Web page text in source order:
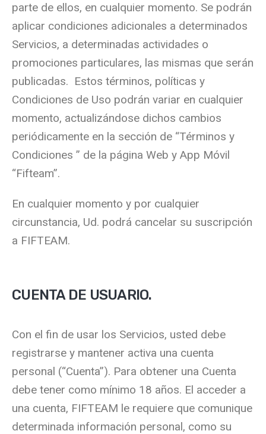
parte de ellos, en cualquier momento. Se podrán
aplicar condiciones adicionales a determinados
Servicios, a determinadas actividades o
promociones particulares, las mismas que serán
publicadas. Estos términos, políticas y
Condiciones de Uso podrán variar en cualquier
momento, actualizándose dichos cambios
periódicamente en la sección de “Términos y
Condiciones ” de la página Web y App Móvil
“Fifteam”.
En cualquier momento y por cualquier
circunstancia, Ud. podrá cancelar su suscripción
a FIFTEAM.
CUENTA DE USUARIO.
Con el fin de usar los Servicios, usted debe
registrarse y mantener activa una cuenta
personal (“Cuenta”). Para obtener una Cuenta
debe tener como mínimo 18 años. El acceder a
una cuenta, FIFTEAM le requiere que comunique
determinada información personal, como su